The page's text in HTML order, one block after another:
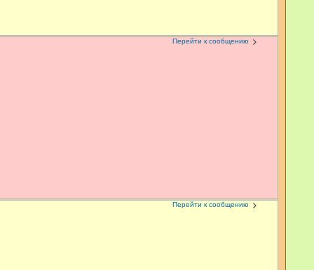
Перейти к сообщению
Перейти к сообщению